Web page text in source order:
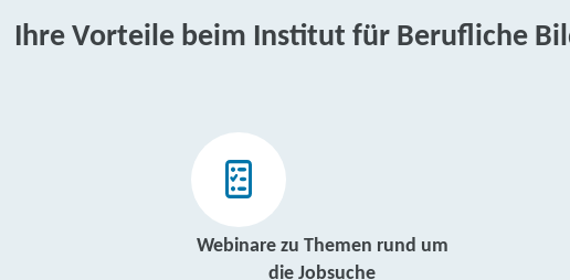
Ihre Vorteile beim Institut für Berufliche
Webinare zu Themen rund um
die Jobsuche